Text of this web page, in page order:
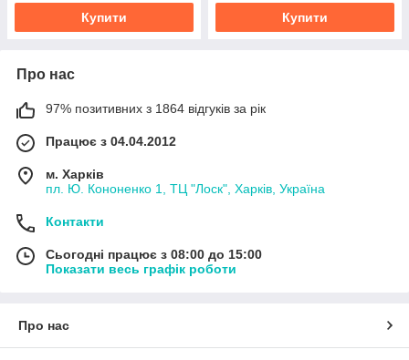
Купити Купити
Про нас
97% позитивних з 1864 відгуків за рік
Працює з 04.04.2012
м. Харків
пл. Ю. Кононенко 1, ТЦ "Лоск", Харків, Україна
Контакти
Сьогодні працює з 08:00 до 15:00
Показати весь графік роботи
Про нас